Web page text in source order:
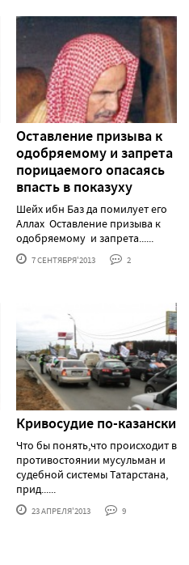
Оставление призыва к
одобряемому и запрета
порицаемого опасаясь
впасть в показуху
Шейх ибн Баз да помилует его
Аллах Оставление призыва к
одобряемому и запрета......
7 СЕНТЯБРЯ'2013 2
Кривосудие по-казански
Что бы понять,что происходит в
противостоянии мусульман и
судебной системы Татарстана,
прид......
23 АПРЕЛЯ'2013 9